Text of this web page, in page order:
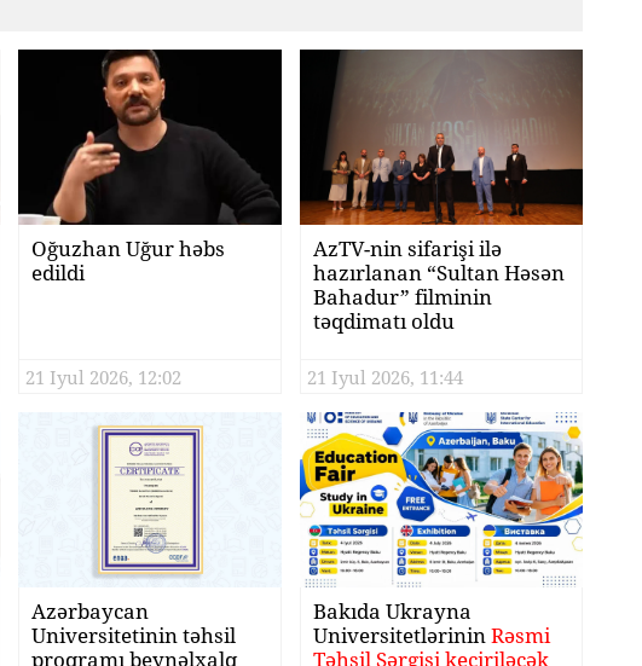
Oğuzhan Uğur həbs
edildi
21 Iyul 2026, 12:02
AzTV-nin sifarişi ilə
hazırlanan “Sultan Həsən
Bahadur” filminin
təqdimatı oldu
21 Iyul 2026, 11:44
Azərbaycan
Universitetinin təhsil
proqramı beynəlxalq
Bakıda Ukrayna
UniversitetlərininRəsmi
Təhsil Sərgisi keçiriləcək